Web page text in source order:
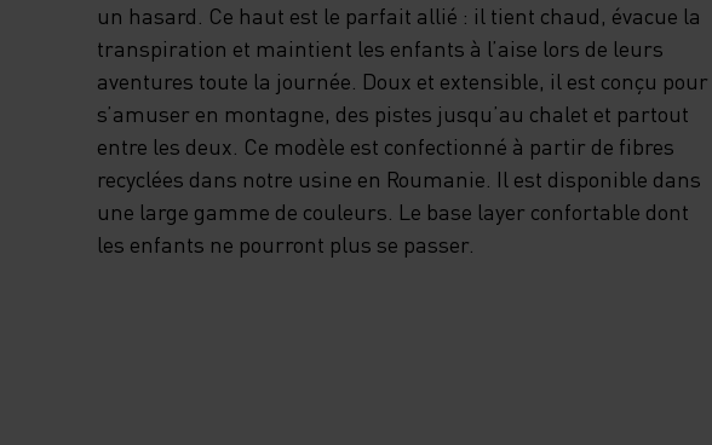
un hasard. Ce haut est le parfait allié : il tient chaud, évacue la
transpiration et maintient les enfants à l’aise lors de leurs
aventures toute la journée. Doux et extensible, il est conçu pour
s’amuser en montagne, des pistes jusqu’au chalet et partout
entre les deux. Ce modèle est confectionné à partir de fibres
recyclées dans notre usine en Roumanie. Il est disponible dans
une large gamme de couleurs. Le base layer confortable dont
les enfants ne pourront plus se passer.